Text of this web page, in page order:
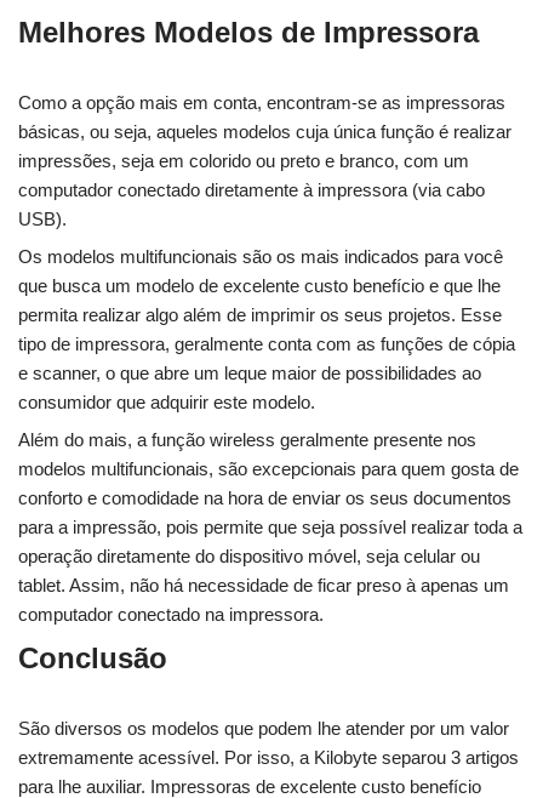
Melhores Modelos de Impressora
Como a opção mais em conta, encontram-se as impressoras
básicas, ou seja, aqueles modelos cuja única função é realizar
impressões, seja em colorido ou preto e branco, com um
computador conectado diretamente à impressora (via cabo
USB).
Os modelos multifuncionais são os mais indicados para você
que busca um modelo de excelente custo benefício e que lhe
permita realizar algo além de imprimir os seus projetos. Esse
tipo de impressora, geralmente conta com as funções de cópia
e scanner, o que abre um leque maior de possibilidades ao
consumidor que adquirir este modelo.
Além do mais, a função wireless geralmente presente nos
modelos multifuncionais, são excepcionais para quem gosta de
conforto e comodidade na hora de enviar os seus documentos
para a impressão, pois permite que seja possível realizar toda a
operação diretamente do dispositivo móvel, seja celular ou
tablet. Assim, não há necessidade de ficar preso à apenas um
computador conectado na impressora.
Conclusão
São diversos os modelos que podem lhe atender por um valor
extremamente acessível. Por isso, a Kilobyte separou 3 artigos
para lhe auxiliar. Impressoras de excelente custo benefício